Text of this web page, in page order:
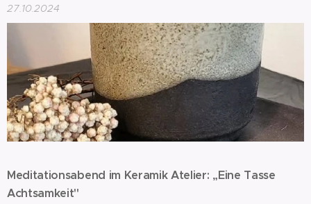
27.10.2024
Meditationsabend im Keramik Atelier: „Eine Tasse
Achtsamkeit"